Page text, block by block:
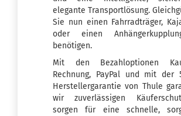
elegante Transportlösung.
Sie nun einen Fahrradträger,
oder einen
benötigen.
Mit den Bezahloptionen
Rechnung, PayPal und mit der
Herstellergarantie von Thule
wir zuverlässigen
sorgen für eine schnelle,